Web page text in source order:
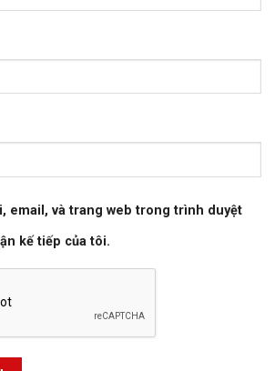
email, và trang web trong trình duyệt
kế tiếp của tôi.